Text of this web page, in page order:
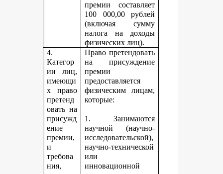
премии составляет
100 000,00 рублей
(включая сумму
налога на доходы
физических лиц).
4.
Категор
ии лиц,
имеющи
х право
претенд
овать на
присужд
ение
премии,
и
требова
ния,
Право претендовать
на присуждение
премии
предоставляется
физическим лицам,
которые:
1. Занимаются
научной (научно-
исследовательской),
научно-технической
или
инновационной